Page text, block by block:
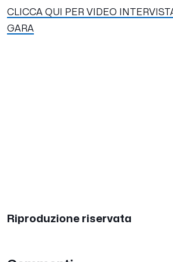
CLICCA QUI PER VIDEO
GARA
Riproduzione riservata